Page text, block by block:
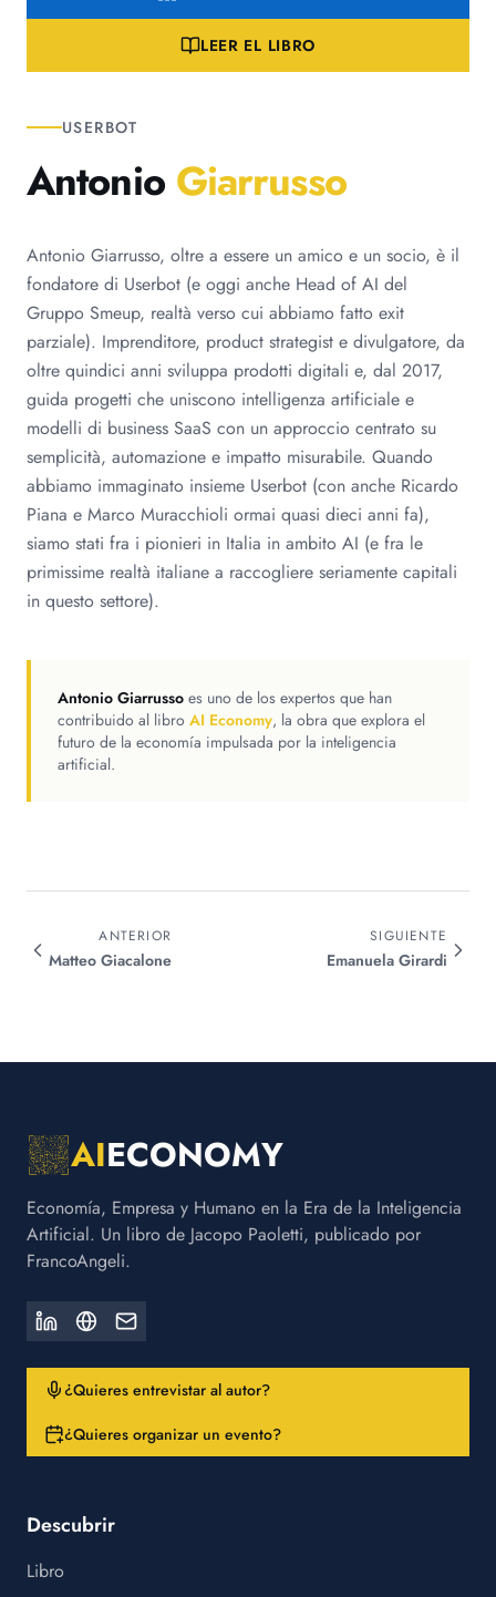
LEER EL LIBRO
USERBOT
Antonio Giarrusso
Antonio Giarrusso, oltre a essere un amico e un socio, è il
fondatore di Userbot (e oggi anche Head of AI del
Gruppo Smeup, realtà verso cui abbiamo fatto exit
parziale). Imprenditore, product strategist e divulgatore, da
oltre quindici anni sviluppa prodotti digitali e, dal 2017,
guida progetti che uniscono intelligenza artificiale e
modelli di business SaaS con un approccio centrato su
semplicità, automazione e impatto misurabile. Quando
abbiamo immaginato insieme Userbot (con anche Ricardo
Piana e Marco Muracchioli ormai quasi dieci anni fa),
siamo stati fra i pionieri in Italia in ambito AI (e fra le
primissime realtà italiane a raccogliere seriamente capitali
in questo settore).
Antonio Giarrusso es uno de los expertos que han
contribuido al libro AI Economy, la obra que explora el
futuro de la economía impulsada por la inteligencia
artificial.
ANTERIOR
Matteo Giacalone
SIGUIENTE
Emanuela Girardi
AIECONOMY
Economía, Empresa y Humano en la Era de la Inteligencia
Artificial. Un libro de Jacopo Paoletti, publicado por
FrancoAngeli.
¿Quieres entrevistar al autor?
¿Quieres organizar un evento?
Descubrir
Libro